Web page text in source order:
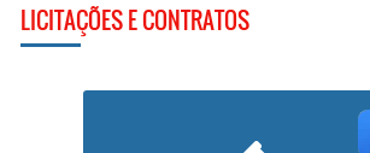
LICITAÇÕES E CONTRATOS